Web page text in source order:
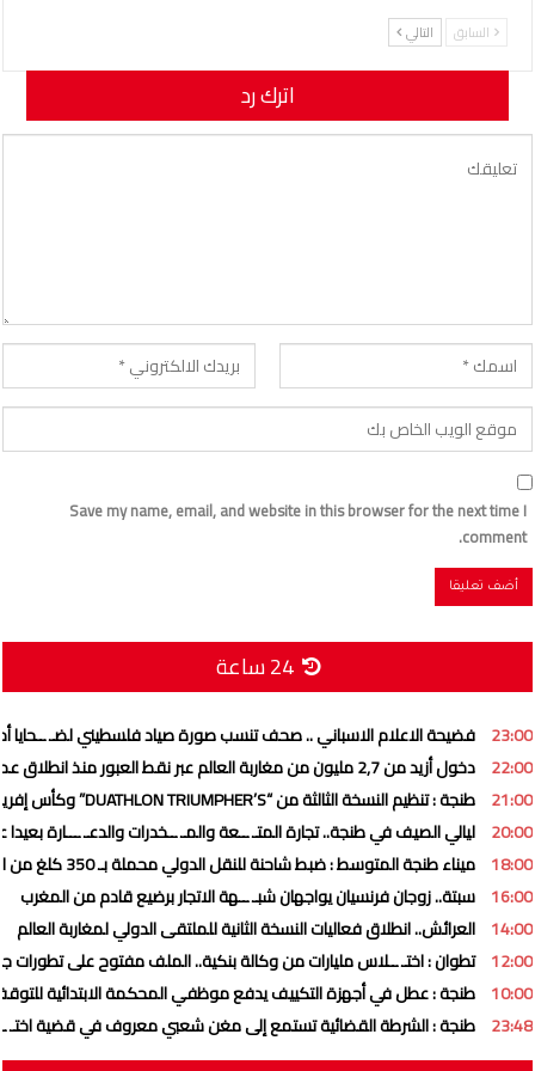
السابق التالي
اترك رد
لن يتم نشر عنوان بريدك الإلكتروني.
Save my name, email, and website in this browser for the next time I
comment.
24 ساعة
23:00 فضيحة الاعلام الاسباني .. صحف تنسب صورة صياد فلسطيني لضـ ــحايا
22:00 دخول أزيد من 2,7 مليون من مغاربة العالم عبر نقط العبور منذ انطلاق عملية
21:00 طنجة : تنظيم النسخة الثالثة من “DUATHLON TRIUMPHER’S” وكأس إفريقيا للدوياتلون
20:00 ليالي الصيف في طنجة.. تجارة المتـ ــعة والمـ ــخدرات والدعـ ـــارة
18:00 ميناء طنجة المتوسط : ضبط شاحنة للنقل الدولي محملة بـ 350 كلغ من الحشـ ـيش
16:00 سبتة.. زوجان فرنسيان يواجهان شبـ ــهة الاتجار برضيع قادم من المغرب
14:00 العرائش.. انطلاق فعاليات النسخة الثانية للملتقى الدولي لمغاربة العالم
12:00 تطوان : اختـ ــلاس مليارات من وكالة بنكية.. الملف مفتوح على تطورات
10:00 طنجة : عطل في أجهزة التكييف يدفع موظفي المحكمة الابتدائية
23:48 طنجة : الشرطة القضائية تستمع إلى مغن شعبي معروف في قضية اختـ